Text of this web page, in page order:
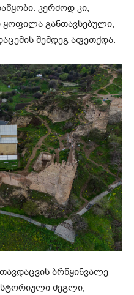
კერძოდ კი,
ყოფილა განთავსებული,
შემდეგ აფეთქდა.
ბრწყინვალე
ძეგლი,